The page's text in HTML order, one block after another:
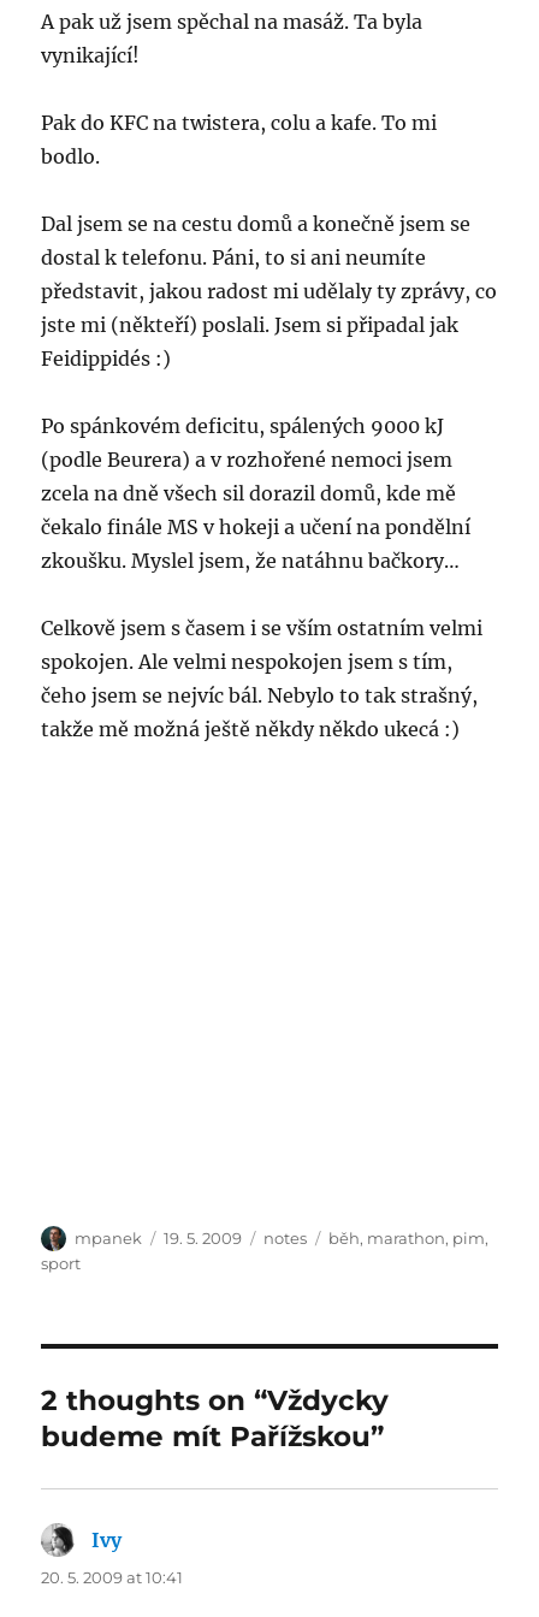
A pak už jsem spěchal na masáž. Ta byla
vynikající!
Pak do KFC na twistera, colu a kafe. To mi
bodlo.
Dal jsem se na cestu domů a konečně jsem se
dostal k telefonu. Páni, to si ani neumíte
představit, jakou radost mi udělaly ty zprávy, co
jste mi (někteří) poslali. Jsem si připadal jak
Feidippidés :)
Po spánkovém deficitu, spálených 9000 kJ
(podle Beurera) a v rozhořené nemoci jsem
zcela na dně všech sil dorazil domů, kde mě
čekalo finále MS v hokeji a učení na pondělní
zkoušku. Myslel jsem, že natáhnu bačkory…
Celkově jsem s časem i se vším ostatním velmi
spokojen. Ale velmi nespokojen jsem s tím,
čeho jsem se nejvíc bál. Nebylo to tak strašný,
takže mě možná ještě někdy někdo ukecá :)
Author
mpanek
Posted
19. 5. 2009 Categories
notes Tags
běh, marathon, pim,
sport
2 thoughts on “Vždycky
budeme mít Pařížskou”
Ivysays:
20. 5. 2009 at 10:41